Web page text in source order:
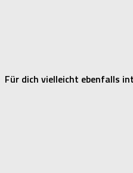
Für dich vielleicht ebenfalls